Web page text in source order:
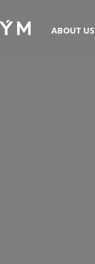
ABOUT US